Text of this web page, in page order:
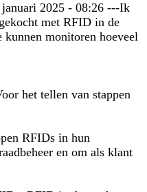
2025 - 08:26 ---Ik
met RFID in de
monitoren hoeveel
het tellen van stappen
RFIDs in hun
en om als klant